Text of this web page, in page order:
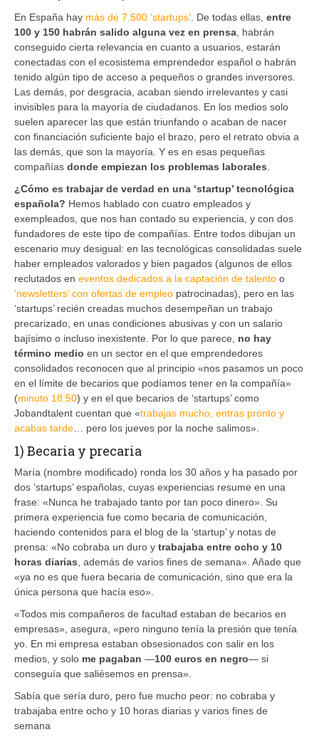
En España hay más de 7.500 ‘startups’ . De todas ellas, entre
100 y 150 habrán salido alguna vez en prensa , habrán
conseguido cierta relevancia en cuanto a usuarios, estarán
conectadas con el ecosistema emprendedor español o habrán
tenido algún tipo de acceso a pequeños o grandes inversores.
Las demás, por desgracia, acaban siendo irrelevantes y casi
invisibles para la mayoría de ciudadanos. En los medios solo
suelen aparecer las que están triunfando o acaban de nacer
con financiación suficiente bajo el brazo, pero el retrato obvia a
las demás, que son la mayoría. Y es en esas pequeñas
compañías donde empiezan los problemas laborales
¿Cómo es trabajar de verdad en una ‘startup’ tecnológica
española? Hemos hablado con cuatro empleados y
exempleados, que nos han contado su experiencia, y con dos
fundadores de este tipo de compañías. Entre todos dibujan un
escenario muy desigual: en las tecnológicas consolidadas suele
haber empleados valorados y bien pagados (algunos de ellos
reclutados en eventos dedicados a la captación de talento o
‘newsletters’ con ofertas de empleo patrocinadas), pero en las
‘startups’ recién creadas muchos desempeñan un trabajo
precarizado, en unas condiciones abusivas y con un salario
bajísimo o incluso inexistente. Por lo que parece, no hay
término medio en un sector en el que emprendedores
consolidados reconocen que al principio «nos pasamos un poco
en el límite de becarios que podíamos tener en la compañía»
(minuto 18:50) y en el que becarios de ‘startups’ como
Jobandtalent cuentan que «trabajas mucho, entras pronto y
acabas tarde … pero los jueves por la noche salimos».
1) Becaria y precaria
María (nombre modificado) ronda los 30 años y ha pasado por
dos ‘startups’ españolas, cuyas experiencias resume en una
frase: «Nunca he trabajado tanto por tan poco dinero». Su
primera experiencia fue como becaria de comunicación,
haciendo contenidos para el blog de la ‘startup’ y notas de
prensa: «No cobraba un duro y trabajaba entre ocho y 10
horas diarias , además de varios fines de semana». Añade que
«ya no es que fuera becaria de comunicación, sino que era la
única persona que hacía eso».
«Todos mis compañeros de facultad estaban de becarios en
empresas», asegura, «pero ninguno tenía la presión que tenía
yo. En mi empresa estaban obsesionados con salir en los
medios, y solo me pagaban —100 euros en negro— si
conseguía que saliésemos en prensa».
Sabía que sería duro, pero fue mucho peor: no cobraba y
trabajaba entre ocho y 10 horas diarias y varios fines de
semana